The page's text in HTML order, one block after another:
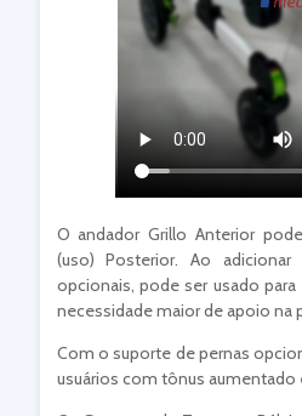
O andador Grillo Anterior
(uso) Posterior. Ao
opcionais, pode ser usado
necessidade maior de apoio na
Com o suporte de pernas
usuários com tônus aumentado